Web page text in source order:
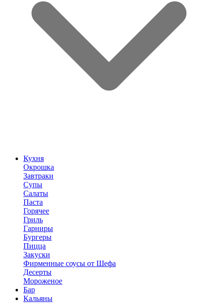
Кухня
Окрошка
Завтраки
Супы
Салаты
Паста
Горячее
Гриль
Гарниры
Бургеры
Пицца
Закуски
Фирменные соусы от Шефа
Десерты
Мороженое
Бар
Кальяны